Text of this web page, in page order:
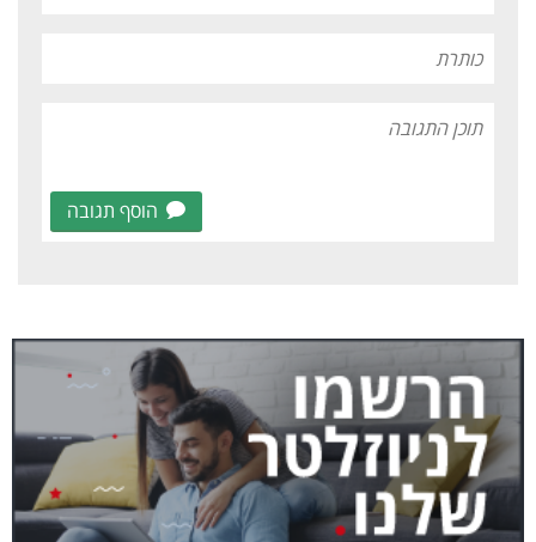
הוסף תגובה